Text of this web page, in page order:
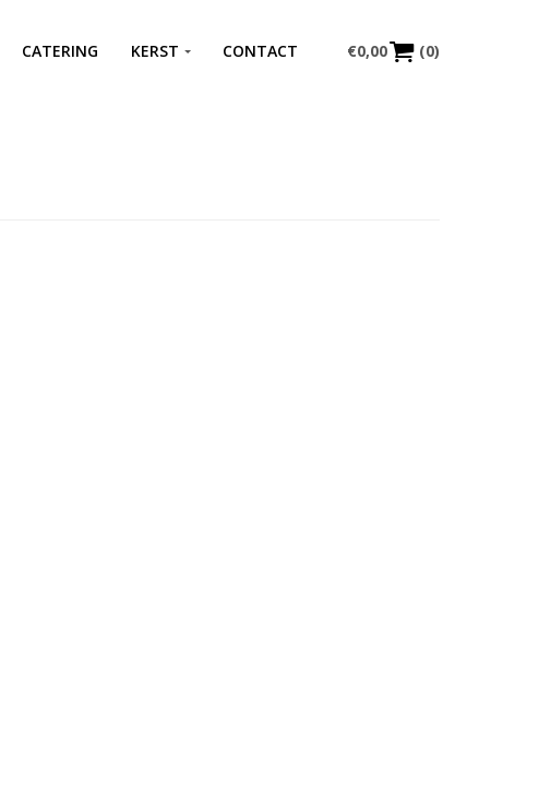
€0,00 (0)
CATERING KERST CONTACT